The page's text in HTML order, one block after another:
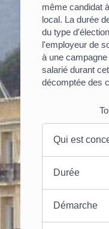
même candidat
local. La durée
du type
l'employeur de
à une
salarié durant
décomptée des
Qui est
Durée
Démarche